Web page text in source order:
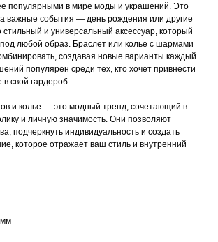
популярными в мире моды и украшений. Это
важные события — день рождения или другие
и универсальный аксессуар, который
под любой образ. Браслет или колье с шармами
создавая новые варианты каждый
популярен среди тех, кто хочет привнести
свой гардероб.
и колье — это модный тренд, сочетающий в
и личную значимость. Они позволяют
подчеркнуть индивидуальность и создать
которое отражает ваш стиль и внутренний